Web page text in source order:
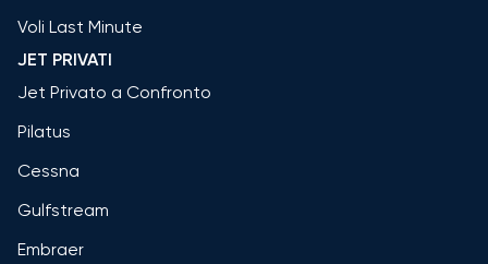
Voli Last Minute
JET PRIVATI
Jet Privato a Confronto
Pilatus
Cessna
Gulfstream
Embraer